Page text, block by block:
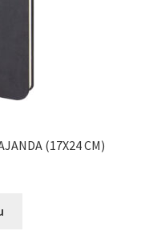
(17X24 CM)